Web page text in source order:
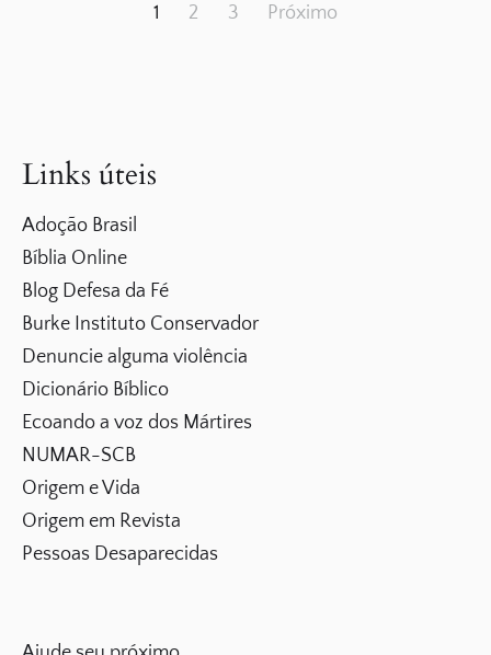
1 2 3 Próximo
Links úteis
Adoção Brasil
Bíblia Online
Blog Defesa da Fé
Burke Instituto Conservador
Denuncie alguma violência
Dicionário Bíblico
Ecoando a voz dos Mártires
NUMAR-SCB
Origem e Vida
Origem em Revista
Pessoas Desaparecidas